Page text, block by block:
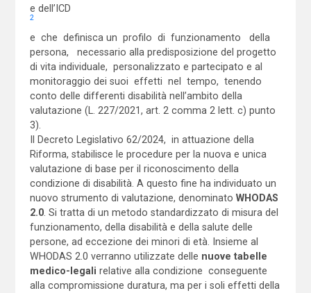
e dell’ICD
2
e che definisca un profilo di funzionamento della
persona, necessario alla predisposizione del progetto
di vita individuale, personalizzato e partecipato e al
monitoraggio dei suoi effetti nel tempo, tenendo
conto delle differenti disabilità nell’ambito della
valutazione (L. 227/2021, art. 2 comma 2 lett. c) punto
3).
Il Decreto Legislativo 62/2024, in attuazione della
Riforma, stabilisce le procedure per la nuova e unica
valutazione di base per il riconoscimento della
condizione di disabilità. A questo fine ha individuato un
nuovo strumento di valutazione, denominato WHODAS
2.0. Si tratta di un metodo standardizzato di misura del
funzionamento, della disabilità e della salute delle
persone, ad eccezione dei minori di età. Insieme al
WHODAS 2.0 verranno utilizzate delle nuove tabelle
medico-legali relative alla condizione conseguente
alla compromissione duratura, ma per i soli effetti della